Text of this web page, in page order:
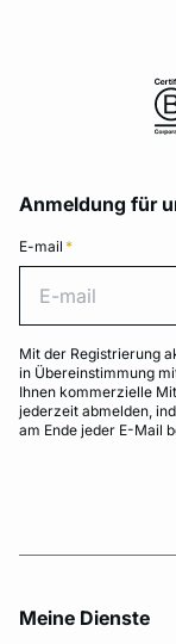
Anmeldung für
E-mail *
Mit der Registrierung
in Übereinstimmung
Ihnen kommerzielle
jederzeit abmelden,
am Ende jeder E-Mail
Meine Dienste